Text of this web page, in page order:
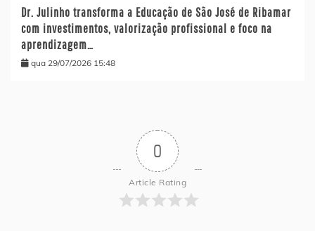
Dr. Julinho transforma a Educação de São José de Ribamar
com investimentos, valorização profissional e foco na
aprendizagem…
qua 29/07/2026 15:48
0
Article Rating